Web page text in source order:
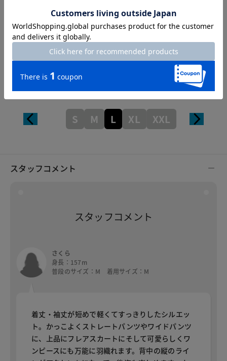
Length 54cm
S M L XL XXL
スタッフコメント
スタッフコメント
さくら
身長：157m
普段のサイズ：M 着用サイズ：M
着丈・袖丈が短めで軽くてすっきりしたシルエッ
ト。かっこよくストレートパンツやワイドパンツ
に、上品にフレアスカートにそして可愛らしくワ
ンピースにも万能に羽織れます。背中の縦のライ